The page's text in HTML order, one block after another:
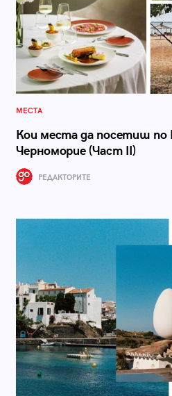
МЕСТА
Кои места да посетиш
Черноморие (Част II)
РЕДАКТОРИТЕ